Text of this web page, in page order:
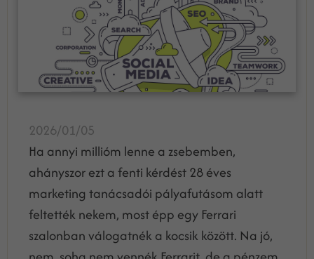
2026/01/05
Ha annyi millióm lenne a zsebemben,
ahányszor ezt a fenti kérdést 28 éves
marketing tanácsadói pályafutásom alatt
feltették nekem, most épp egy Ferrari
szalonban válogatnék a kocsik között. Na jó,